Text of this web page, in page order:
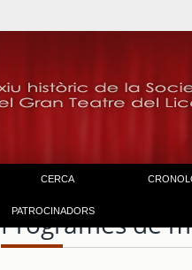
CERCA
PATROCINADORS
Programes de